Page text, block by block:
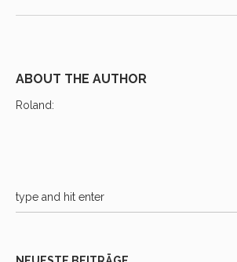
ABOUT THE AUTHOR
Roland: